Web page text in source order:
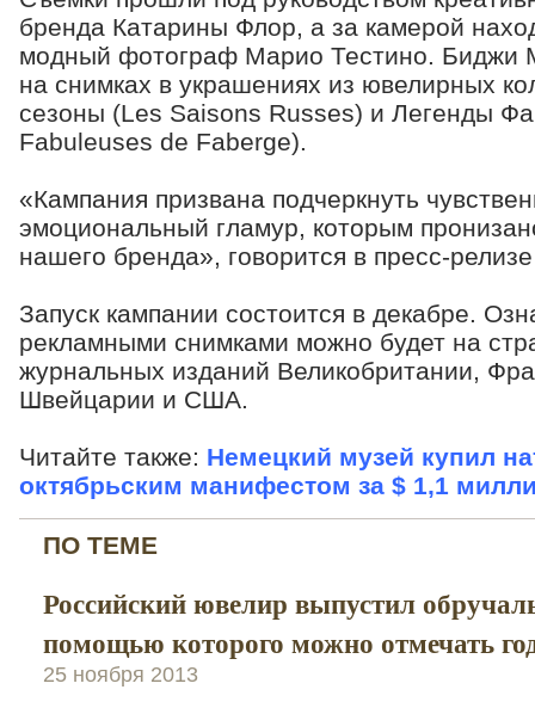
бренда Катарины Флор, а за камерой
модный фотограф Марио Тестино. Биджи
на снимках в украшениях из ювелирных
сезоны (Les Saisons Russes) и Легенды
Fabuleuses de Fabergе).
«Кампания призвана подчеркнуть
эмоциональный гламур, которым
нашего бренда», говорится в пресс-
Запуск кампании состоится в декабре.
рекламными снимками можно будет на
журнальных изданий Великобритании,
Швейцарии и США.
Читайте также: Немецкий музей купил
октябрьским манифестом за $ 1,1
ПО ТЕМЕ
Российский ювелир выпустил
помощью которого можно отмечать
25 ноября 2013